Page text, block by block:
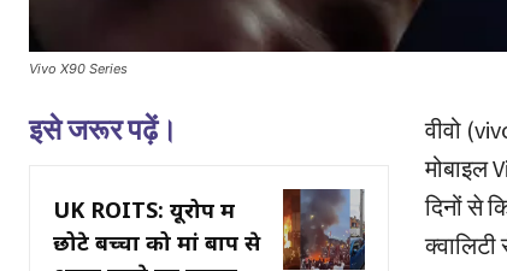
Vivo X90 Series
इसे जरूर पढ़ें।
UK ROITS: यूरोप में
छोटे बच्चों को मां बाप से
वीवो
मोबाइल
दिनों से